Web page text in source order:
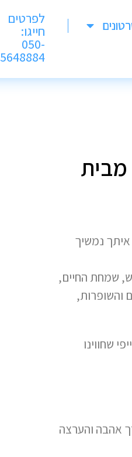
לפרטים
חייגו:
050-
5648884
מבית
איתך נמשיך
שמחת החיים,
והשופרות,
שחווינו
אהבה והערצה